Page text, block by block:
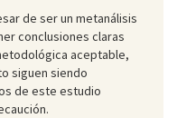
de ser un metanálisis
conclusiones claras
aceptable,
siguen siendo
de este estudio